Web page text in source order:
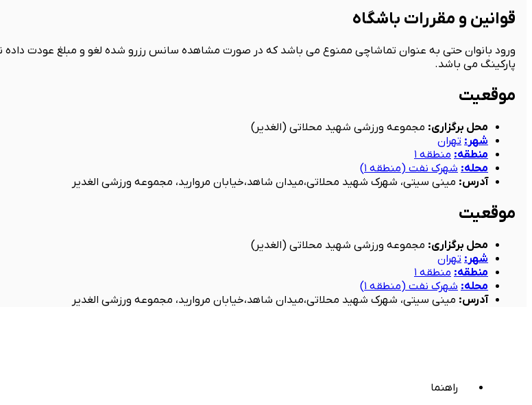
قوانین و مقررات باشگاه
ورود بانوان حتی به عنوان تماشاچی ممنوع می باشد که در صورت مشاهده سانس رزرو شده لغو و مبلغ عودت
پارکینگ می باشد.
موقعیت
محل برگزاری: مجموعه ورزشی شهید محلاتی (الغدیر)
شهر : تهران
منطقه: منطقه ۱
محله: شهرک نفت (منطقه ۱)
آدرس: مینی سیتی، شهرک شهید محلاتی،میدان شاهد،خیابان مروارید، مجموعه ورزشی الغدیر
موقعیت
محل برگزاری: مجموعه ورزشی شهید محلاتی (الغدیر)
شهر : تهران
منطقه: منطقه ۱
محله: شهرک نفت (منطقه ۱)
آدرس: مینی سیتی، شهرک شهید محلاتی،میدان شاهد،خیابان مروارید، مجموعه ورزشی الغدیر
راهنما